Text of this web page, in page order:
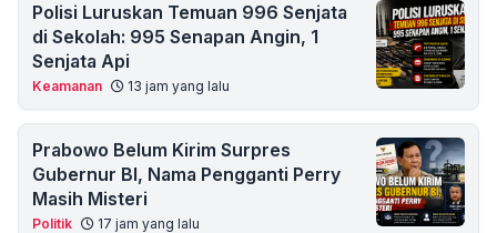
Polisi Luruskan Temuan 996 Senjata
di Sekolah: 995 Senapan Angin, 1
Senjata Api
Keamanan 13 jam yang lalu
Prabowo Belum Kirim Surpres
Gubernur BI, Nama Pengganti Perry
Masih Misteri
Politik 17 jam yang lalu